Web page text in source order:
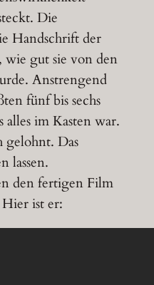
Die
Handschrift der
wie gut sie von den
Anstrengend
fünf bis sechs
im Kasten war.
gelohnt. Das
lassen.
den fertigen Film
ist er: